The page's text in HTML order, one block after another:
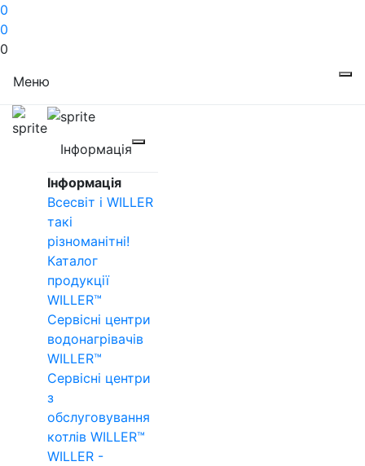
0
0
0
Меню
Інформація
Інформація
Всесвіт і WILLER
такі
різноманітні!
Каталог
продукції
WILLER™
Сервісні центри
водонагрівачів
WILLER™
Сервісні центри
з
обслуговування
котлів WILLER™
WILLER -